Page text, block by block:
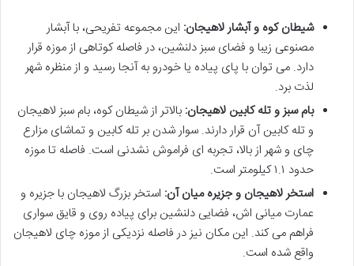
شیطان کوه و آبشار لاهیجان: این مجموعه تفریحی، با آبشار
مصنوعی زیبا و فضای سبز دلنشین، در فاصله کوتاهی از موزه قرار
دارد. می توان با پای پیاده یا خودرو به آنجا رسید و از منظره شهر
لذت برد.
بام سبز و تله کابین لاهیجان: بالاتر از شیطان کوه، بام سبز لاهیجان
و تله کابین آن قرار دارند. سوار شدن بر تله کابین و تماشای مزارع
چای و شهر از بالا، تجربه ای فراموش نشدنی است. فاصله تا موزه
حدود ۱.۱ کیلومتر است.
استخر لاهیجان و جزیره میان آن: استخر بزرگ لاهیجان با جزیره و
عمارت میانی اش، فضایی دلنشین برای پیاده روی و قایق سواری
فراهم می کند. این مکان نیز در فاصله نزدیکی از موزه چای لاهیجان
واقع شده است.